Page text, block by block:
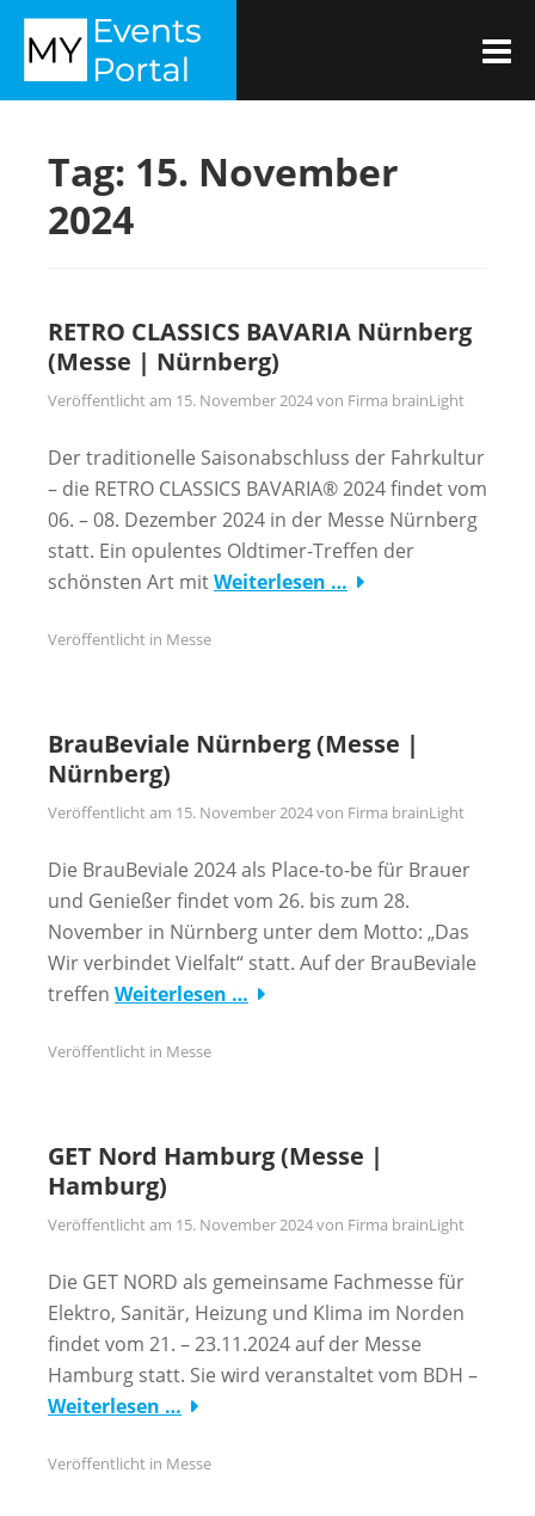
Zum
Inhalt
springen
MYEVENTSPORTAL
Tag: 15. November
2024
RETRO CLASSICS BAVARIA Nürnberg
(Messe | Nürnberg)
Veröffentlicht am 15. November 2024von Firma brainLight
Der traditionelle Saisonabschluss der Fahrkultur
– die RETRO CLASSICS BAVARIA® 2024 findet vom
06. – 08. Dezember 2024 in der Messe Nürnberg
statt. Ein opulentes Oldtimer-Treffen der
schönsten Art mitWeiterlesen …
Veröffentlicht in Messe
BrauBeviale Nürnberg (Messe |
Nürnberg)
Veröffentlicht am 15. November 2024von Firma brainLight
Die BrauBeviale 2024 als Place-to-be für Brauer
und Genießer findet vom 26. bis zum 28.
November in Nürnberg unter dem Motto: „Das
Wir verbindet Vielfalt“ statt. Auf der BrauBeviale
treffen Weiterlesen …
Veröffentlicht in Messe
GET Nord Hamburg (Messe |
Hamburg)
Veröffentlicht am 15. November 2024von Firma brainLight
Die GET NORD als gemeinsame Fachmesse für
Elektro, Sanitär, Heizung und Klima im Norden
findet vom 21. – 23.11.2024 auf der Messe
Hamburg statt. Sie wird veranstaltet vom BDH –
Weiterlesen …
Veröffentlicht in Messe